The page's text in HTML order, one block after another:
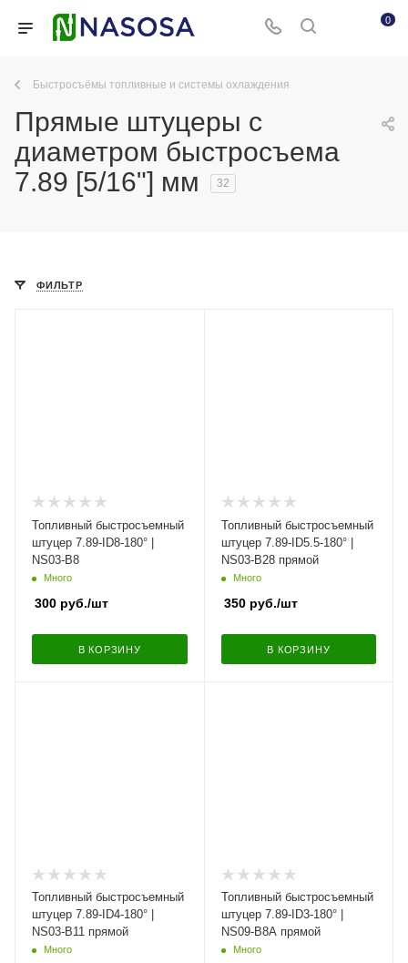
0
Быстросъёмы топливные и системы охлаждения
Прямые штуцеры с
диаметром быстросъема
7.89 [5/16"] мм
32
ФИЛЬТР
Топливный быстросъемный
штуцер 7.89-ID8-180° |
NS03-B8
Много
300 руб./шт
В КОРЗИНУ
Топливный быстросъемный
штуцер 7.89-ID5.5-180° |
NS03-B28 прямой
Много
350руб./шт
В КОРЗИНУ
Топливный быстросъемный
штуцер 7.89-ID4-180° |
NS03-B11 прямой
Много
Топливный быстросъемный
штуцер 7.89-ID3-180° |
NS09-B8A прямой
Много